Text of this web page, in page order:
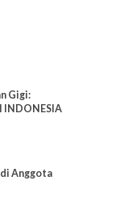
Gigi:
INDONESIA
Anggota